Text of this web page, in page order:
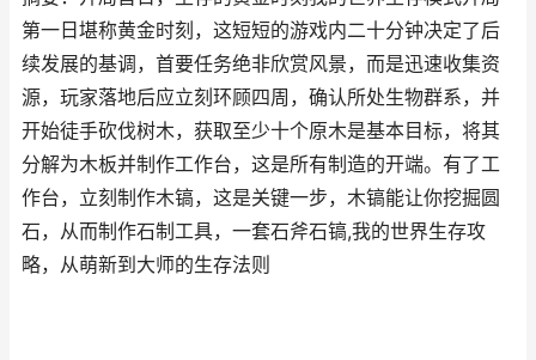
第一日堪称黄金时刻，这短短的游戏内二十分钟决定了后
续发展的基调，首要任务绝非欣赏风景，而是迅速收集资
源，玩家落地后应立刻环顾四周，确认所处生物群系，并
开始徒手砍伐树木，获取至少十个原木是基本目标，将其
分解为木板并制作工作台，这是所有制造的开端。有了工
作台，立刻制作木镐，这是关键一步，木镐能让你挖掘圆
石，从而制作石制工具，一套石斧石镐,我的世界生存攻
略，从萌新到大师的生存法则